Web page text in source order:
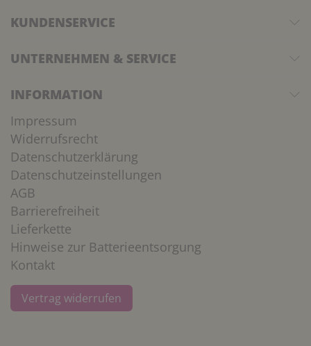
KUNDENSERVICE
UNTERNEHMEN & SERVICE
INFORMATION
Impressum
Widerrufsrecht
Datenschutzerklärung
Datenschutzeinstellungen
AGB
Barrierefreiheit
Lieferkette
Hinweise zur Batterieentsorgung
Kontakt
Vertrag widerrufen